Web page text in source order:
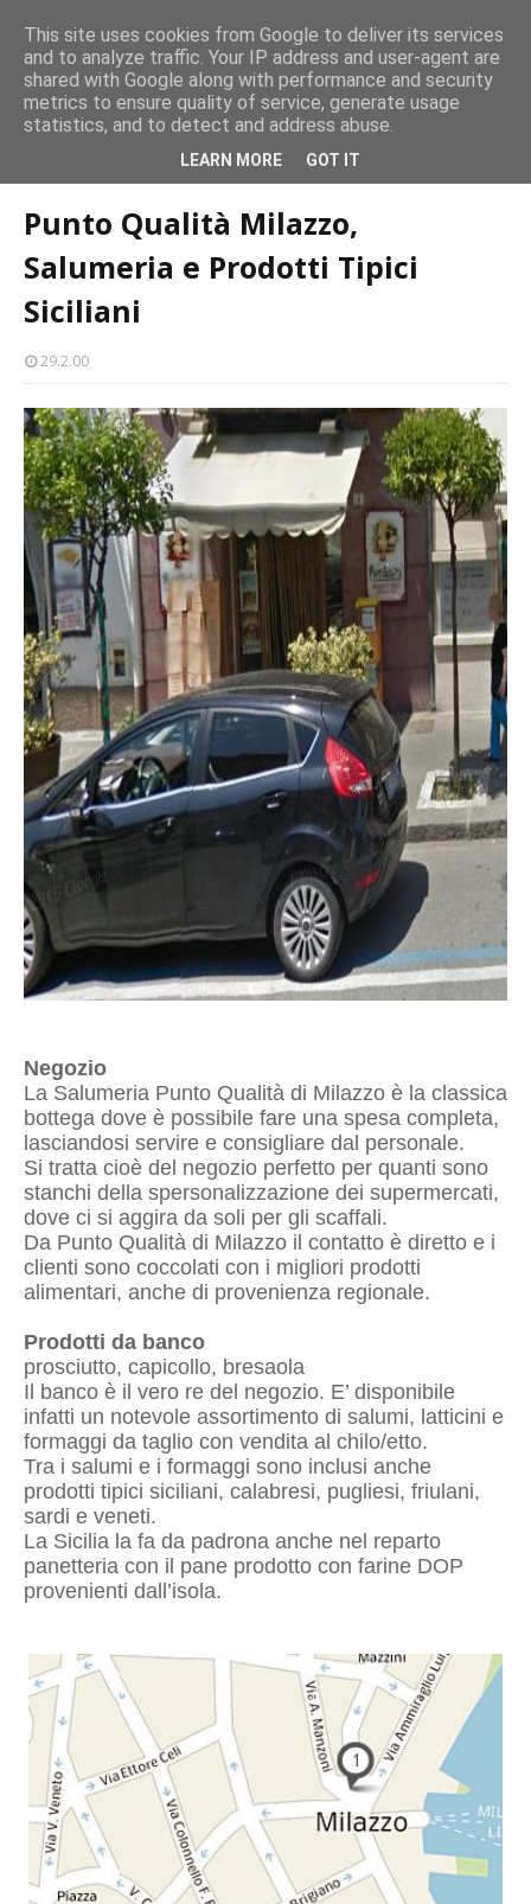
Milazzo 28ª Sagra del Pesce a Vaccarella: il programma
EVENTI
Punto Qualità Milazzo, Salumeria e Prodotti Tipici
Punto Qualità Milazzo,
Salumeria e Prodotti Tipici
Siciliani
29.2.00
Negozio
La Salumeria Punto Qualità di Milazzo è la classica
bottega dove è possibile fare una spesa completa,
lasciandosi servire e consigliare dal personale.
Si tratta cioè del negozio perfetto per quanti sono
stanchi della spersonalizzazione dei supermercati,
dove ci si aggira da soli per gli scaffali.
Da Punto Qualità di Milazzo il contatto è diretto e i
clienti sono coccolati con i migliori prodotti
alimentari, anche di provenienza regionale.
Prodotti da banco
prosciutto, capicollo, bresaola
Il banco è il vero re del negozio. E’ disponibile
infatti un notevole assortimento di salumi, latticini e
formaggi da taglio con vendita al chilo/etto.
Tra i salumi e i formaggi sono inclusi anche
prodotti tipici siciliani, calabresi, pugliesi, friulani,
sardi e veneti.
La Sicilia la fa da padrona anche nel reparto
panetteria con il pane prodotto con farine DOP
provenienti dall’isola.
This site uses cookies from Google to deliver its services
and to analyze traffic. Your IP address and user-agent are
shared with Google along with performance and security
metrics to ensure quality of service, generate usage
statistics, and to detect and address abuse.
LEARN MORE GOT IT